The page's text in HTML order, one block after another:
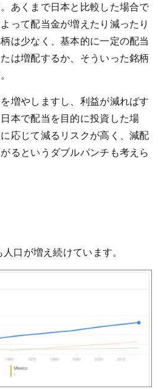
あくまで日本と比較した場合で
って配当金が増えたり減ったり
は少なく、基本的に一定の配当
は増配するか、そういった銘柄
増やしますし、利益が減ればす
本で配当を目的に投資した場
応じて減るリスクが高く、減配
るというダブルパンチも考えら
口が増え続けています。